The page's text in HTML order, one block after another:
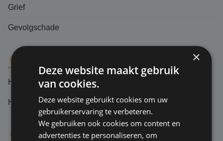
Grief
Gevolgschade
H
Herverzekering
Hoger beroep
×
Deze website maakt gebruik
van cookies.
Deze website gebruikt cookies om uw
gebruikerservaring te verbeteren.
We gebruiken ook cookies om content en
advertenties te personaliseren, om